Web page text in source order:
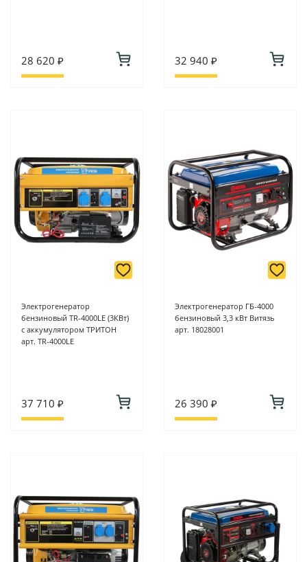
28 620 ₽ 32 940 ₽
Электрогенератор
бензиновый TR-4000LE (3КВт)
с аккумулятором ТРИТОН
арт. TR-4000LE
37 710 ₽
Электрогенератор ГБ-4000
бензиновый 3,3 кВт Витязь
арт. 18028001
26 390 ₽